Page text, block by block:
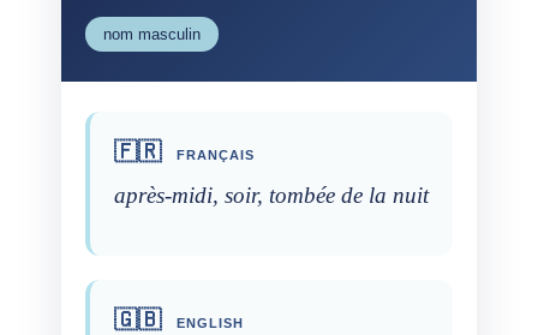
nom masculin
🇫🇷 FRANÇAIS
après-midi, soir, tombée de la nuit
🇬🇧 ENGLISH